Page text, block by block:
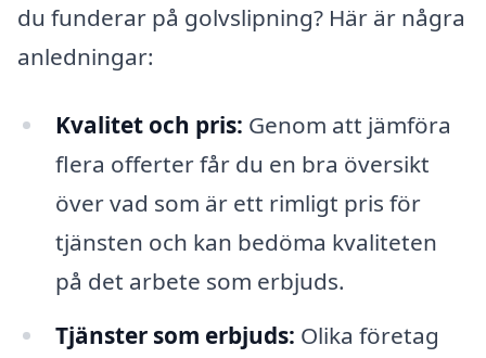
du funderar på golvslipning? Här är några
anledningar:
Kvalitet och pris: Genom att jämföra
flera offerter får du en bra översikt
över vad som är ett rimligt pris för
tjänsten och kan bedöma kvaliteten
på det arbete som erbjuds.
Tjänster som erbjuds: Olika företag